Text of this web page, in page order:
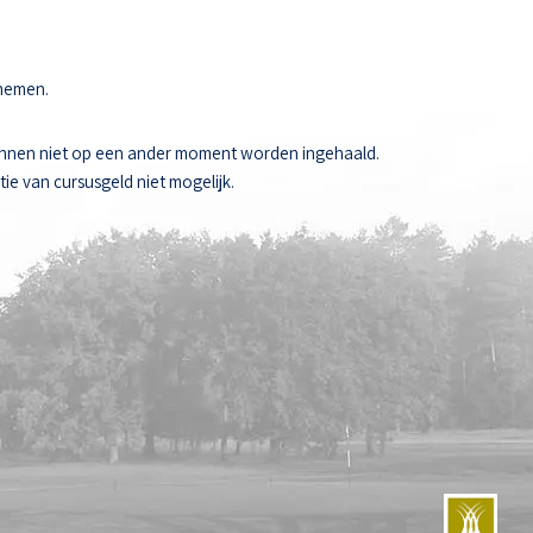
niet op een ander moment worden ingehaald.
van cursusgeld niet mogelijk.